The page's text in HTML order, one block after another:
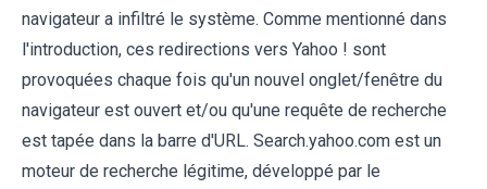
navigateur a infiltré le système. Comme mentionné dans
l'introduction, ces redirections vers Yahoo ! sont
provoquées chaque fois qu'un nouvel onglet/fenêtre du
navigateur est ouvert et/ou qu'une requête de recherche
est tapée dans la barre d'URL. Search.yahoo.com est un
moteur de recherche légitime, développé par le